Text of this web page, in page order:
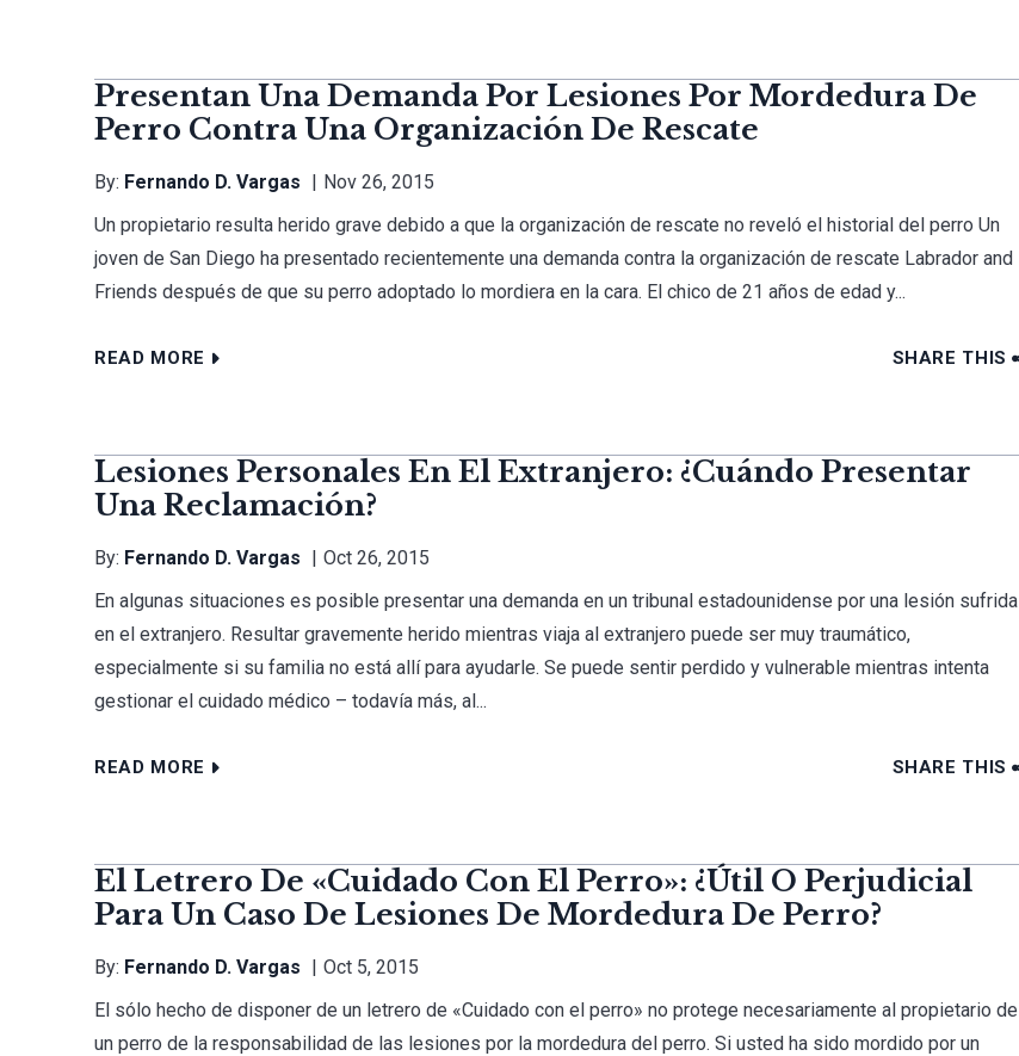
Presentan Una Demanda Por Lesiones Por Mordedura De
Perro Contra Una Organización De Rescate
By: Fernando D. Vargas
Nov 26, 2015
Un propietario resulta herido grave debido a que la organización de rescate no reveló el historial del perro Un
joven de San Diego ha presentado recientemente una demanda contra la organización de rescate Labrador and
Friends después de que su perro adoptado lo mordiera en la cara. El chico de 21 años de edad y...
READ MORE SHARE THIS
Lesiones Personales En El Extranjero: ¿Cuándo Presentar
Una Reclamación?
By: Fernando D. Vargas
Oct 26, 2015
En algunas situaciones es posible presentar una demanda en un tribunal estadounidense por una lesión sufrida
en el extranjero. Resultar gravemente herido mientras viaja al extranjero puede ser muy traumático,
especialmente si su familia no está allí para ayudarle. Se puede sentir perdido y vulnerable mientras intenta
gestionar el cuidado médico – todavía más, al...
READ MORE SHARE THIS
El Letrero De «Cuidado Con El Perro»: ¿Útil O Perjudicial
Para Un Caso De Lesiones De Mordedura De Perro?
By: Fernando D. Vargas
Oct 5, 2015
El sólo hecho de disponer de un letrero de «Cuidado con el perro» no protege necesariamente al propietario de
un perro de la responsabilidad de las lesiones por la mordedura del perro. Si usted ha sido mordido por un